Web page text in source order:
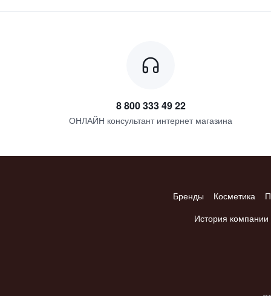
8 800 333 49 22
ОНЛАЙН консультант интернет магазина
Бренды Косметика
История компании